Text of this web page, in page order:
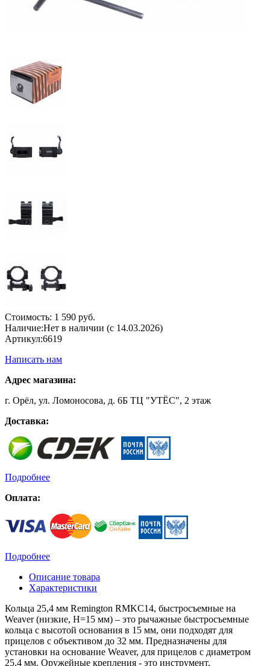
Стоимость: 1 590 руб.
Наличие:Нет в наличии (с 14.03.2026)
Артикул:6619
Написать нам
Адрес магазина:
г. Орёл, ул. Ломоносова, д. 6Б ТЦ "УТЁС", 2 этаж
Доставка:
Подробнее
Оплата:
Подробнее
Описание товара
Характеристики
Кольца 25,4 мм Remington RMKC14, быстросъемные на
Weaver (низкие, H=15 мм) – это рычажные быстросъемные
кольца с высотой основания в 15 мм, они подходят для
прицелов с объективом до 32 мм. Предназначены для
установки на основание Weaver, для прицелов с диаметром
25,4 мм. Оружейные крепления - это инструмент,